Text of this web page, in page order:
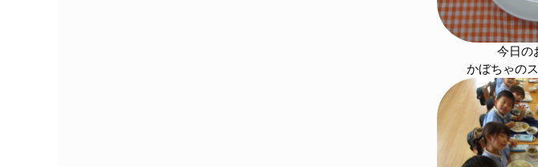
今日
かぼちゃの